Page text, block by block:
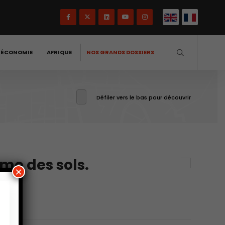
AFRIQUE NOS GRANDS DOSSIERS
Défiler vers le bas pour découvrir
des sols.
×